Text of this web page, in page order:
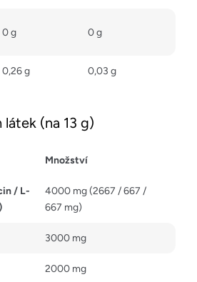
0 g 0 g
0,26 g 0,03 g
(na 13 g)
Množství
/ L-
4000 mg (2667 / 667 /
667 mg)
3000 mg
2000 mg